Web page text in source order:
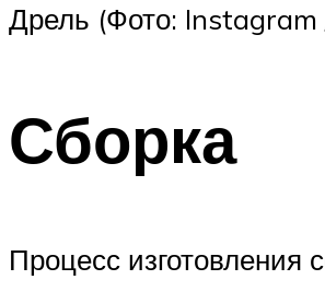
Дрель (Фото:
Сборка
Процесс изготовления